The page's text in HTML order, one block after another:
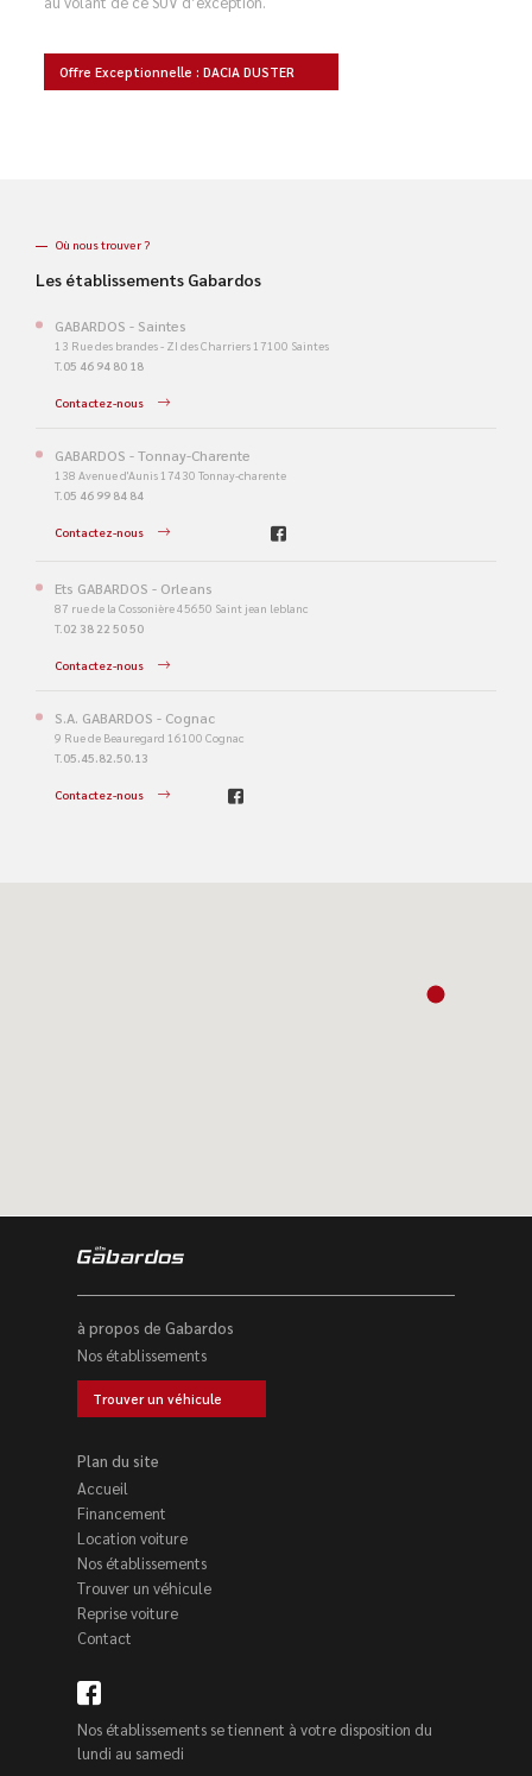
Offre Exceptionnelle : DACIA DUSTER
Où nous trouver ?
Les établissements Gabardos
GABARDOS - Saintes
13 Rue des brandes - ZI des Charriers 17100 Saintes
T. 05 46 94 80 18
Contactez-nous
GABARDOS - Tonnay-Charente
138 Avenue d'Aunis 17430 Tonnay-charente
T. 05 46 99 84 84
Contactez-nous
Ets GABARDOS - Orleans
87 rue de la Cossonière 45650 Saint jean leblanc
T. 02 38 22 50 50
Contactez-nous
S.A. GABARDOS - Cognac
9 Rue de Beauregard 16100 Cognac
T. 05.45.82.50.13
Contactez-nous
à propos de Gabardos
Nos établissements
Trouver un véhicule
Plan du site
Accueil
Financement
Location voiture
Nos établissements
Trouver un véhicule
Reprise voiture
Contact
Nos établissements se tiennent à votre disposition du
lundi au samedi